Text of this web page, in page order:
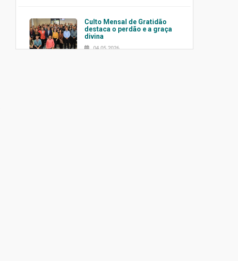
Culto Mensal de Gratidão
destaca o perdão e a graça
divina
04.05.2026